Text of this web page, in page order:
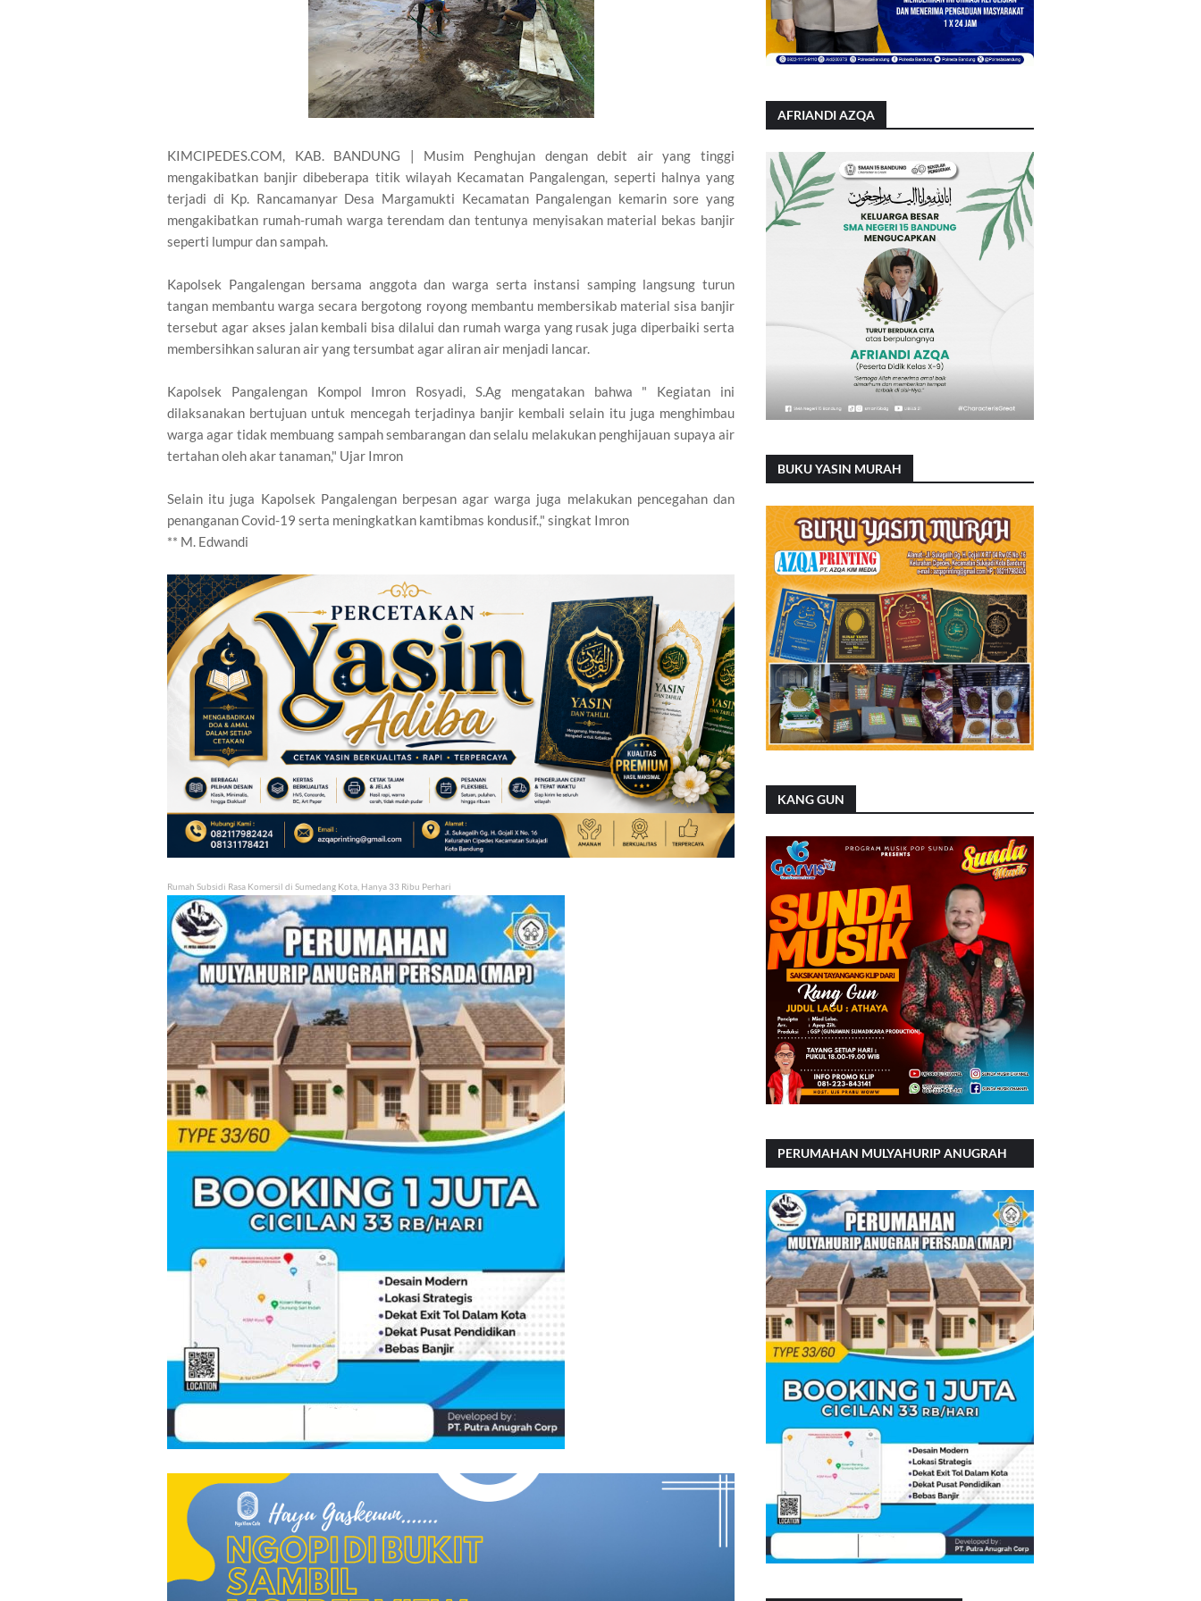
KIMCIPEDES.COM, KAB. BANDUNG | Musim Penghujan dengan debit air yang tinggi
mengakibatkan banjir dibeberapa titik wilayah Kecamatan Pangalengan, seperti halnya yang
terjadi di Kp. Rancamanyar Desa Margamukti Kecamatan Pangalengan kemarin sore yang
mengakibatkan rumah-rumah warga terendam dan tentunya menyisakan material bekas banjir
seperti lumpur dan sampah.
Kapolsek Pangalengan bersama anggota dan warga serta instansi samping langsung turun
tangan membantu warga secara bergotong royong membantu membersikab material sisa banjir
tersebut agar akses jalan kembali bisa dilalui dan rumah warga yang rusak juga diperbaiki serta
membersihkan saluran air yang tersumbat agar aliran air menjadi lancar.
Kapolsek Pangalengan Kompol Imron Rosyadi, S.Ag mengatakan bahwa " Kegiatan ini
dilaksanakan bertujuan untuk mencegah terjadinya banjir kembali selain itu juga menghimbau
warga agar tidak membuang sampah sembarangan dan selalu melakukan penghijauan supaya air
tertahan oleh akar tanaman," Ujar Imron
Selain itu juga Kapolsek Pangalengan berpesan agar warga juga melakukan pencegahan dan
penanganan Covid-19 serta meningkatkan kamtibmas kondusif.," singkat Imron
** M. Edwandi
Rumah Subsidi Rasa Komersil di Sumedang Kota, Hanya 33 Ribu Perhari
AFRIANDI AZQA
BUKU YASIN MURAH
KANG GUN
PERUMAHAN MULYAHURIP ANUGRAH